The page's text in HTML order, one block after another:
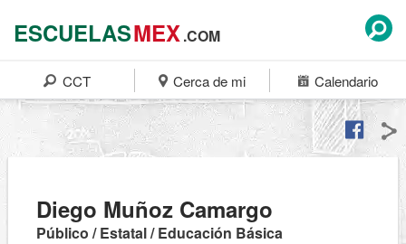
ESCUELASMEX.COM
CCT Cerca de mi Calendario
Diego Muñoz Camargo
Público / Estatal / Educación Básica